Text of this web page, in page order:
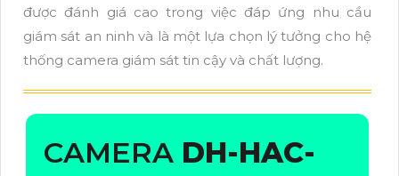
được đánh giá cao trong việc đáp ứng nhu cầu
giám sát an ninh và là một lựa chọn lý tưởng cho hệ
thống camera giám sát tin cậy và chất lượng.
CAMERA DH-HAC-